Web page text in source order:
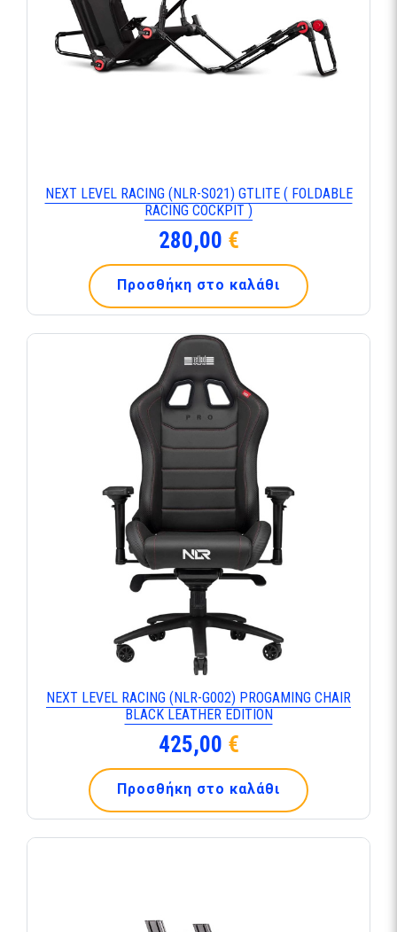
ΝΕΧΤ LΕVΕL RΑCΙΝG (ΝLR-S021) GΤLΙΤΕ ( FΟLDΑΒLΕ
RΑCΙΝG CΟCΚΡΙΤ )
280,00 €
Προσθήκη στο καλάθι
ΝΕΧΤ LΕVΕL RΑCΙΝG (ΝLR-G002) ΡRΟGΑΜΙΝG CΗΑΙR
ΒLΑCΚ LΕΑΤΗΕR ΕDΙΤΙΟΝ
425,00 €
Προσθήκη στο καλάθι